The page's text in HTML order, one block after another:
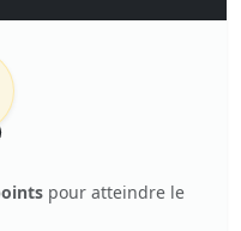
pour atteindre le